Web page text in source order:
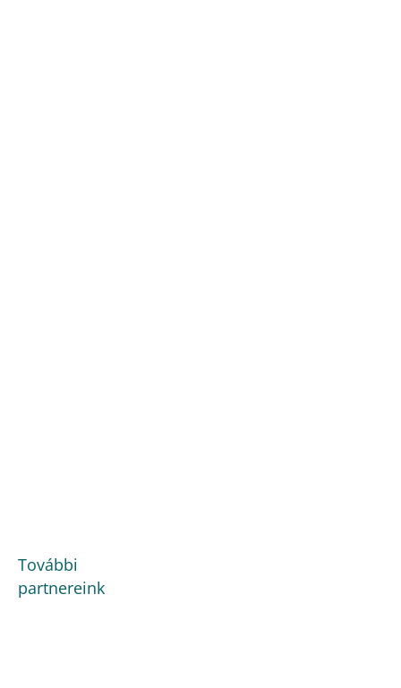
További
partnereink